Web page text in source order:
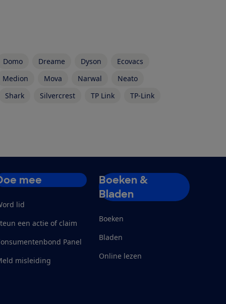
Domo Dreame Dyson
Ecovacs
Medion
Mova Narwal
Neato
Shark
Silvercrest TP Link TP-Link
mee
lid
een actie of claim
Panel
misleiding
Boeken &
Bladen
Boeken
Bladen
Online lezen